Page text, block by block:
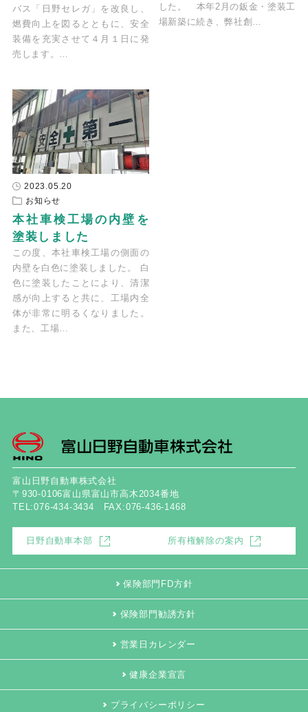
バス「日野セレガ」を改良し、
燃費向上を図るとともに、安全
装備を充実させて４月１日に発
売します。…
した。 本年2月の鈑金・塗装工
場新築に続き、弊社創…
2023.05.20
お知らせ
本社車検工場の内壁を
塗装しました
この度、本社車検工場の側面の
内壁を白色に塗装しました。 白
色に塗装したことにより、清潔
感が向上すると共に、工場内全
体が非常に明るくなりました。
また、工場…
富山日野自動車株式会社
〒930-0106富山県富山市高木2034番地
TEL:076-434-3434 FAX:076-436-1468
日野自動車本部 所有権解除の案内
保険部門FD方針
保険部門勧誘方針
営業日カレンダー
健康企業宣言
プライバシーポリシー